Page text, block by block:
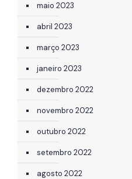
maio 2023
abril 2023
março 2023
janeiro 2023
dezembro 2022
novembro 2022
outubro 2022
setembro 2022
agosto 2022